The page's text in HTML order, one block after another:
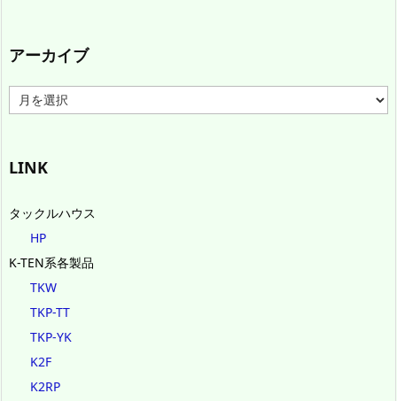
アーカイブ
ー
ブ
LINK
タックルハウス
HP
K-TEN系各製品
TKW
TKP-TT
TKP-YK
K2F
K2RP